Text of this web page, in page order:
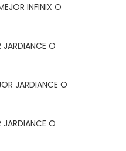
INFINIX O
JARDIANCE O
JARDIANCE O
JARDIANCE O